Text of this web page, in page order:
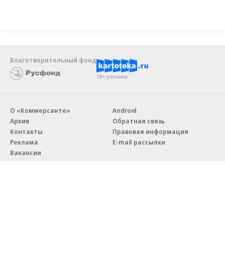
Благотворительный фонд
18+ реклама
О «Коммерсанте»
Архив
Контакты
Реклама
Вакансии
Android
Обратная связь
Правовая информация
E-mail рассылки